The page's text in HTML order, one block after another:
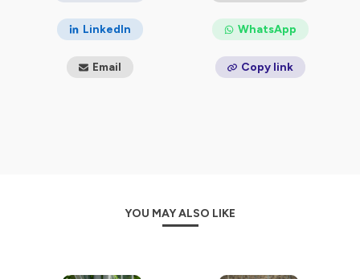
confidentialite
pour plus d'informations.
LinkedIn WhatsApp
Email Copy link
YOU MAY ALSO LIKE